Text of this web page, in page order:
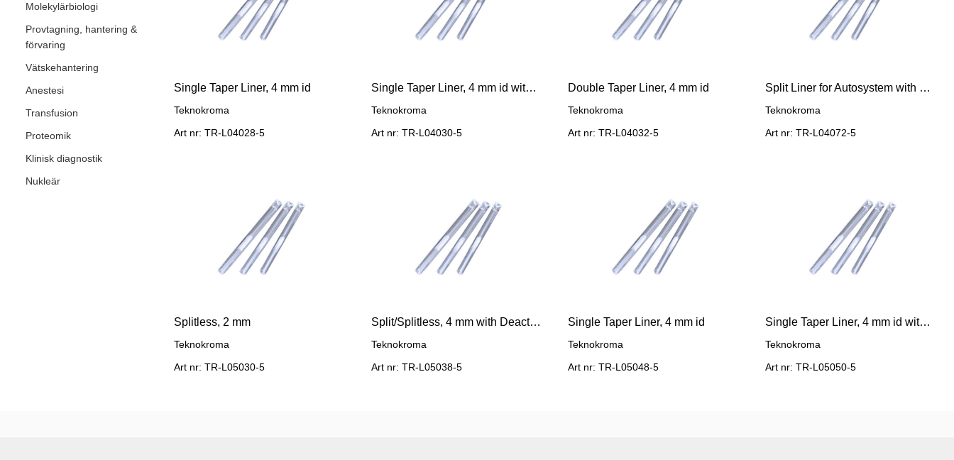
Molekylärbiologi
Provtagning, hantering &
förvaring
Vätskehantering
Anestesi
Transfusion
Proteomik
Klinisk diagnostik
Nukleär
Single Taper Liner, 4 mm id
Teknokroma
Art nr: TR-L04028-5
Single Taper Liner, 4 mm id with Deactivated Glass Wool
Teknokroma
Art nr: TR-L04030-5
Double Taper Liner, 4 mm id
Teknokroma
Art nr: TR-L04032-5
Split Liner for Autosystem with Deactivated Glass Wool
Teknokroma
Art nr: TR-L04072-5
Splitless, 2 mm
Teknokroma
Art nr: TR-L05030-5
Split/Splitless, 4 mm with Deactivated Glass Wool
Teknokroma
Art nr: TR-L05038-5
Single Taper Liner, 4 mm id
Teknokroma
Art nr: TR-L05048-5
Single Taper Liner, 4 mm id with Deactivated Glass Wool
Teknokroma
Art nr: TR-L05050-5